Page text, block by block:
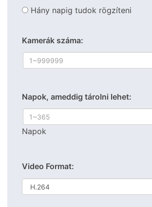
Hány napig tudok rögzíteni
Kamerák száma:
Napok, ameddig tárolni lehet:
Napok
Video Format: